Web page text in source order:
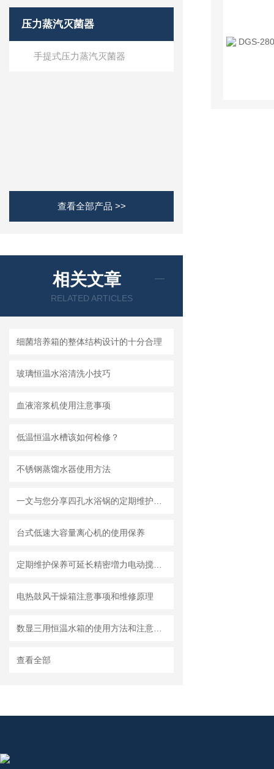
压力蒸汽灭菌器
手提式压力蒸汽灭菌器
查看全部产品 >>
相关文章
RELATED ARTICLES
细菌培养箱的整体结构设计的十分合理
玻璃恒温水浴清洗小技巧
血液溶浆机使用注意事项
低温恒温水槽该如何检修？
不锈钢蒸馏水器使用方法
台式低速大容量离心机的使用保养
电热鼓风干燥箱注意事项和维修原理
查看全部